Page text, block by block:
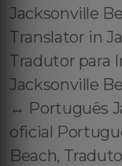
Jacksonville
Translator in
Tradutor para
Jacksonville
↔️ Português
oficial
Beach,